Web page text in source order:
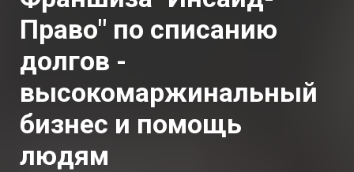
Право" по списанию
долгов -
высокомаржинальный
бизнес и помощь
людям